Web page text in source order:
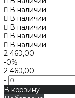
В наличии
В наличии
В наличии
В наличии
В наличии
2 460,00
-0%
2 460,00
-
В корзину